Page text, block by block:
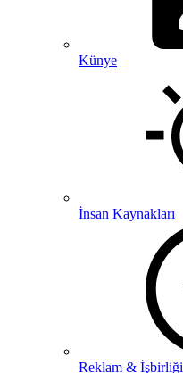
Künye
İnsan Kaynakları
Reklam & İşbirliği